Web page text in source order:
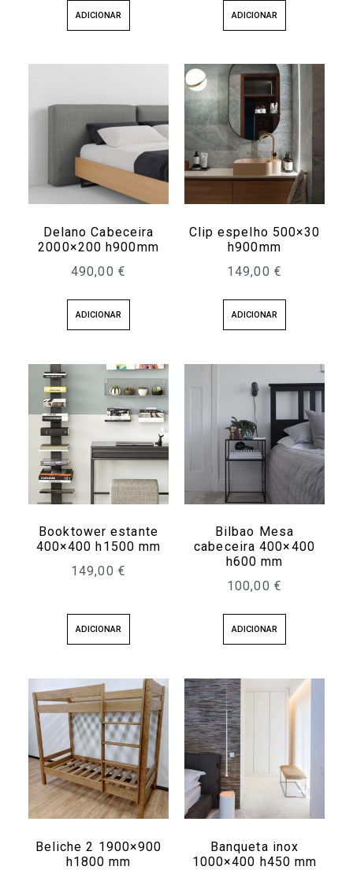
ADICIONAR ADICIONAR
Delano Cabeceira
2000×200 h900mm
490,00 €
ADICIONAR
Clip espelho 500×30
h900mm
149,00 €
ADICIONAR
Booktower estante
400×400 h1500 mm
149,00 €
ADICIONAR
Bilbao Mesa
cabeceira 400×400
h600 mm
100,00 €
ADICIONAR
Beliche 2 1900×900
h1800 mm
Banqueta inox
1000×400 h450 mm